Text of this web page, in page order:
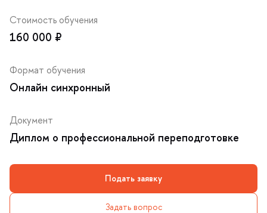
Подать заявку
Задать вопрос
Стоимость обучения
160 000 ₽
Формат обучения
Онлайн синхронный
Документ
Диплом о профессиональной переподготовке